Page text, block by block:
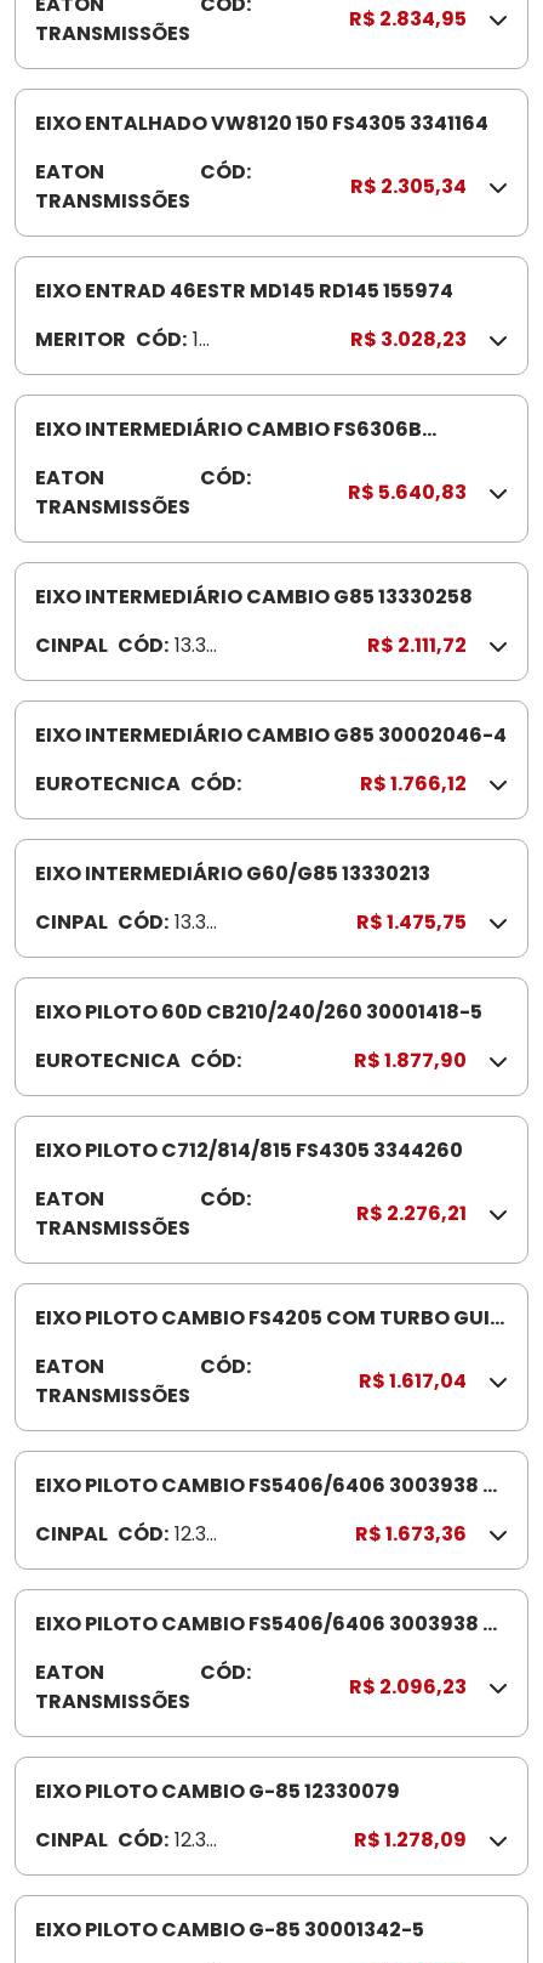
TRANSMISSÕES
0
1
4
R$ 2.834,95
EIXO ENTALHADO VW8120 150 FS4305 3341164
EATON
TRANSMISSÕES
CÓD:
4
1
1
R$ 2.305,34
EIXO ENTRAD 46ESTR MD145 RD145 155974
MERITOR CÓD: 15
59
74
R$ 3.028,23
EIXO INTERMEDIÁRIO CAMBIO FS6306B
EATON
TRANSMISSÕES
CÓD:
0
3
2
R$ 5.640,83
EIXO INTERMEDIÁRIO CAMBIO G85 13330258
CINPAL CÓD: 13.33.
025
8
R$ 2.111,72
EIXO INTERMEDIÁRIO CAMBIO G85 30002046-4
EUROTECNICA CÓD:
0
0
0
4
6
-
R$ 1.766,12
EIXO INTERMEDIÁRIO G60/G85 13330213
CINPAL CÓD: 13.33.
0213
R$ 1.475,75
EIXO PILOTO 60D CB210/240/260 30001418-5
EUROTECNICA CÓD:
0
0
0
4
8
-
5
R$ 1.877,90
EIXO PILOTO C712/814/815 FS4305 3344260
EATON
TRANSMISSÕES
CÓD:
4
4
2
R$ 2.276,21
EIXO PILOTO CAMBIO FS4205 COM TURBO GUIA
EATON
TRANSMISSÕES
CÓD:
0
1
6
R$ 1.617,04
EIXO PILOTO CAMBIO FS5406/6406 3003938 24
CINPAL CÓD: 12.33.
0111
R$ 1.673,36
EIXO PILOTO CAMBIO FS5406/6406 3003938 24
EATON
TRANSMISSÕES
CÓD:
0
3
9
R$ 2.096,23
EIXO PILOTO CAMBIO G-85 12330079
CINPAL CÓD: 12.33.
007
9
R$ 1.278,09
EIXO PILOTO CAMBIO G-85 30001342-5